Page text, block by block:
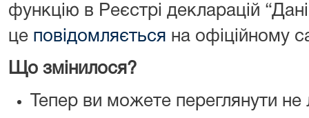
функцію в Реєстрі декларацій
це повідомляється на офіційному
Що змінилося?
Тепер ви можете переглянути